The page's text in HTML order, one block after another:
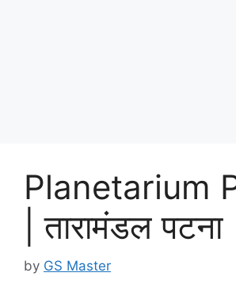
Planetarium
| तारामंडल पटना
by GS Master